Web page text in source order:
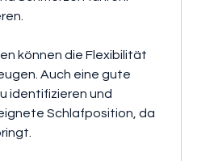
können die Flexibilität
Auch eine gute
identifizieren und
Schlafposition, da